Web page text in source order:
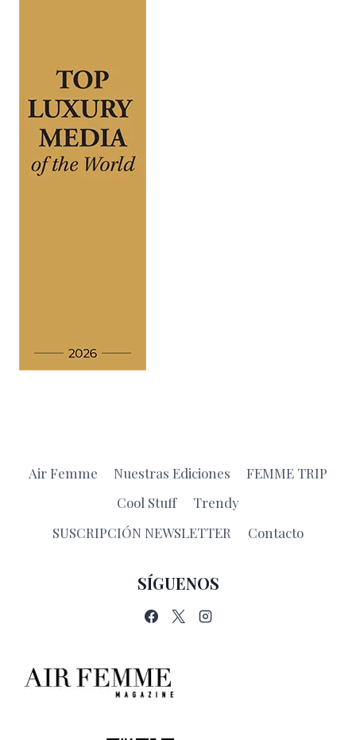
Air Femme Nuestras Ediciones
FEMME TRIP
Cool Stuff
Trendy
SUSCRIPCIÓN NEWSLETTER
Contacto
SÍGUENOS